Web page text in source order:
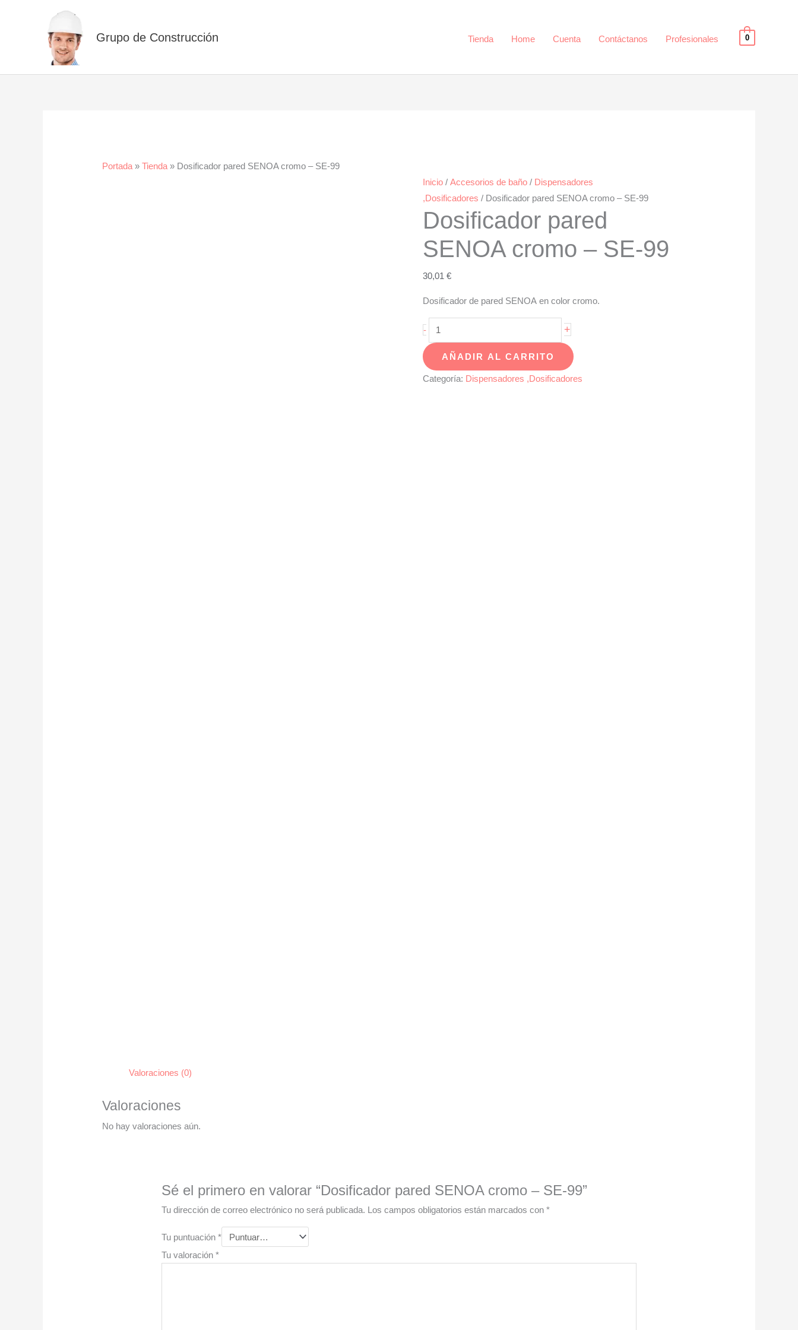
Grupo de Construcción Tienda Home Cuenta Contáctanos Profesionales 0
Portada »Tienda » Dosificador pared SENOA cromo – SE-99
Inicio / Accesorios de baño / Dispensadores
,Dosificadores / Dosificador pared SENOA cromo – SE-99
Dosificador pared
SENOA cromo – SE-99
30,01 €
Dosificador de pared SENOA en color cromo.
-
Dosificador
pared
SENOA
cromo
+
AÑADIR AL CARRITO
Categoría: Dispensadores ,Dosificadores
Valoraciones (0)
Valoraciones
No hay valoraciones aún.
Sé el primero en valorar “Dosificador pared SENOA cromo – SE-99”
Tu dirección de correo electrónico no será publicada. Los campos obligatorios están marcados con*
Tu puntuación*
Tu valoración*
99